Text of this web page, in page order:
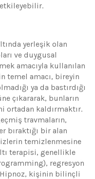
yerleşik olan
ve duygusal
amacıyla kullanılan
temel amacı, bireyin
ya da bastırdığı
çıkararak, bunların
kaldırmaktır.
travmaların,
bıraktığı bir alan
temizlenmesine
terapisi, genellikle
regresyon
kişinin bilinçli